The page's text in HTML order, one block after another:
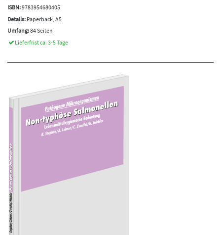
ISBN:9783954680405
Details: Paperback, A5
Umfang:84 Seiten
Lieferfrist ca. 3-5 Tage